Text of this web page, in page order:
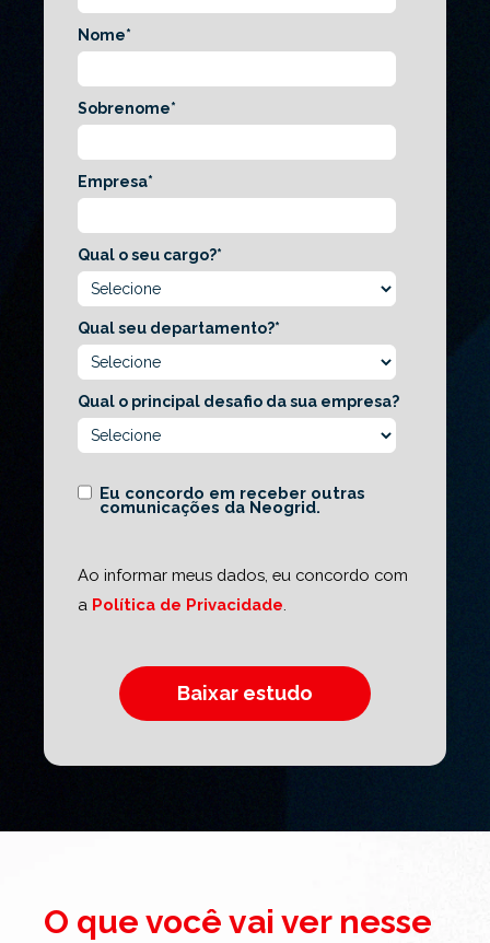
Nome*
Sobrenome*
Empresa*
Qual o seu cargo?*
Qual seu departamento?*
Qual o principal desafio da sua empresa?
Eu concordo em receber outras
comunicações da Neogrid.
Ao informar meus dados, eu concordo com
a Política de Privacidade
O que você vai ver nesse